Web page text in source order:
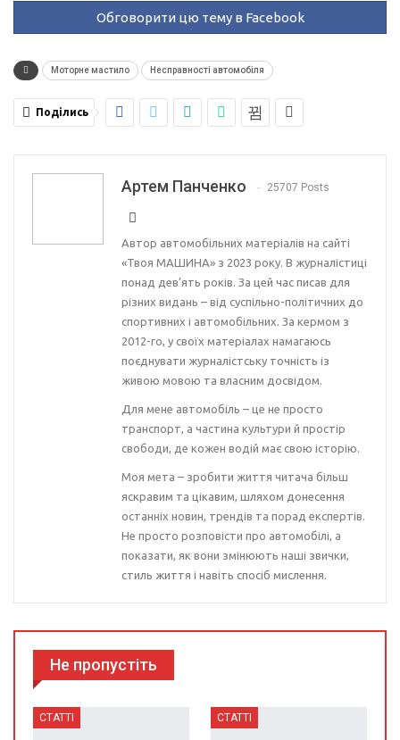
Обговорити цю тему в Facebook
Моторне мастило Несправності автомобіля
Поділись
Артем Панченко 25707 Posts
Автор автомобільних матеріалів на сайті
«Твоя МАШИНА» з 2023 року. В журналістиці
понад дев’ять років. За цей час писав для
різних видань – від суспільно-політичних до
спортивних і автомобільних. За кермом з
2012-го, у своїх матеріалах намагаюсь
поєднувати журналістську точність із
живою мовою та власним досвідом.
Для мене автомобіль – це не просто
транспорт, а частина культури й простір
свободи, де кожен водій має свою історію.
Моя мета – зробити життя читача більш
яскравим та цікавим, шляхом донесення
останніх новин, трендів та порад експертів.
Не просто розповісти про автомобілі, а
показати, як вони змінюють наші звички,
стиль життя і навіть спосіб мислення.
Не пропустіть
СТАТТІ СТАТТІ